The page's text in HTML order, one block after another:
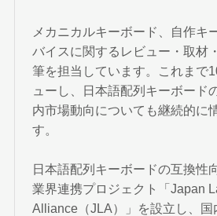
メカニカルキーボード、自作キ
バイスに関するレビュー・取材
筆を担当しています。これまで
ューし、日本語配列キーボード
内市場動向についても継続的に
す。
日本語配列キーボードの互換性
業界連携プロジェクト「Japan
Alliance（JLA）」を設立し、国